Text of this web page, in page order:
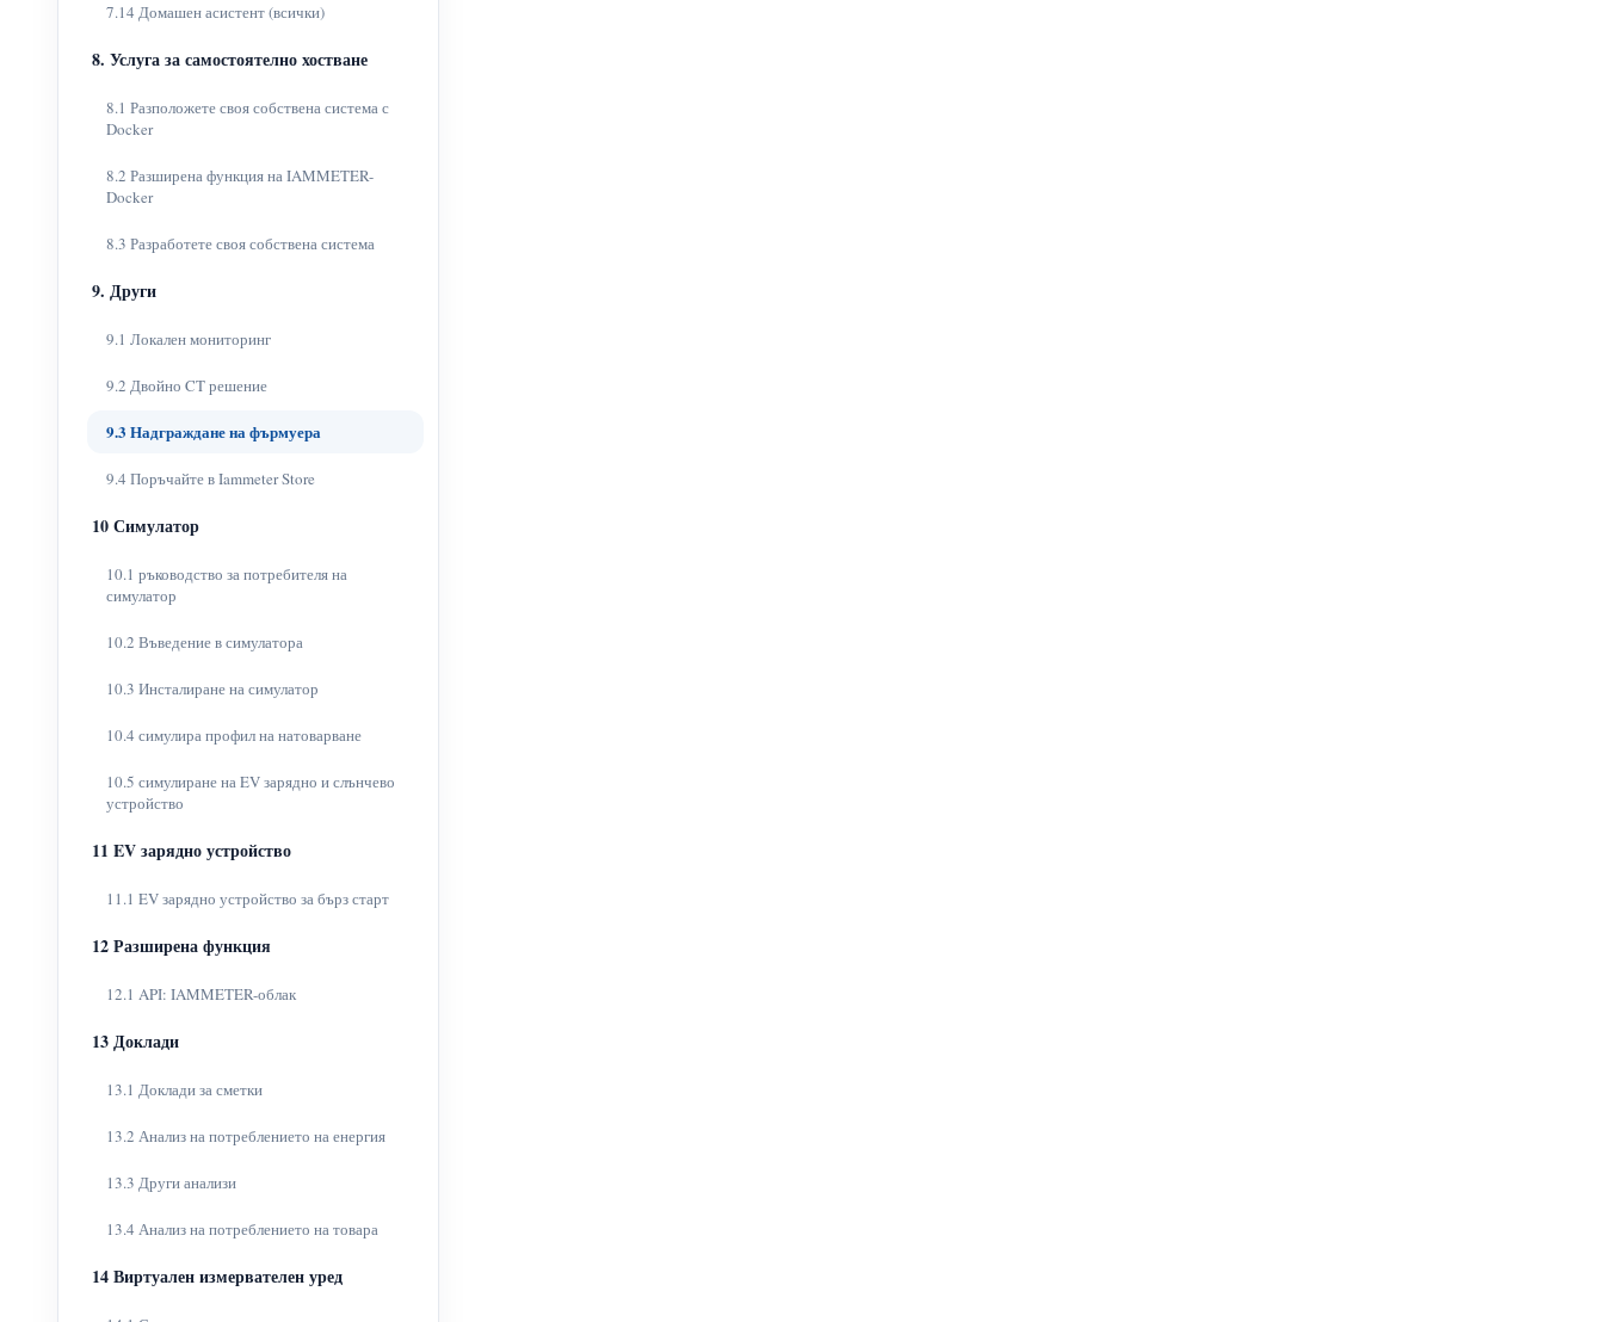
7.14 Домашен асистент (всички)
8. Услуга за самостоятелно хостване
8.1 Разположете своя собствена система с
Docker
8.2 Разширена функция на IAMMETER-
Docker
8.3 Разработете своя собствена система
9. Други
9.1 Локален мониторинг
9.2 Двойно CT решение
9.3 Надграждане на фърмуера
9.4 Поръчайте в Iammeter Store
10 Симулатор
10.1 ръководство за потребителя на
симулатор
10.2 Въведение в симулатора
10.3 Инсталиране на симулатор
10.4 симулира профил на натоварване
10.5 симулиране на EV зарядно и слънчево
устройство
11 EV зарядно устройство
11.1 EV зарядно устройство за бърз старт
12 Разширена функция
12.1 API: IAMMETER-облак
13 Доклади
13.1 Доклади за сметки
13.2 Анализ на потреблението на енергия
13.3 Други анализи
13.4 Анализ на потреблението на товара
14 Виртуален измервателен уред